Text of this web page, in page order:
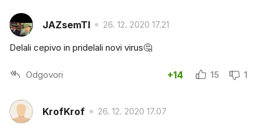
JAZsemTI 26. 12. 2020 17.21
Delali cepivo in pridelali novi virus🤔
Odgovori +14 15 1
KrofKrof 26. 12. 2020 17.07